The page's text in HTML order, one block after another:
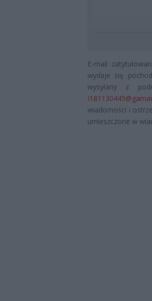
E-mail
wydaje się
wysyłany z
wiadomości i
umieszczone w